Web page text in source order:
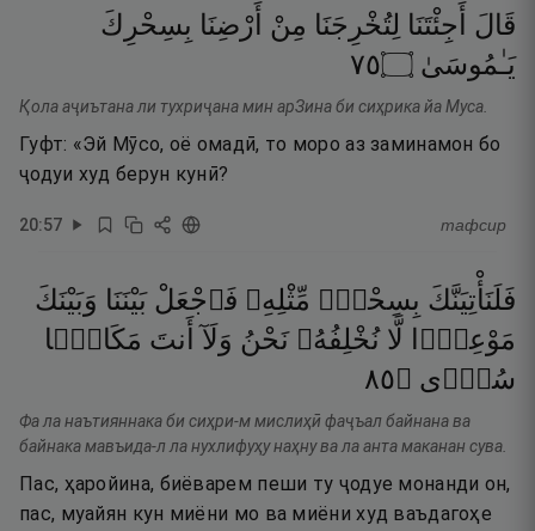
قَالَ أَجِئْتَنَا لِتُخْرِجَنَا مِنْ أَرْضِنَا بِسِحْرِكَ
يَـٰمُوسَىٰ ۝٥٧
Қола аҷиътана ли тухриҷана мин арЗина би сиҳрика йа Муса.
Гуфт: «Эй Мӯсо, оё омадӣ, то моро аз заминамон бо
ҷодуи худ берун кунӣ?
20:57 тафсир
فَلَنَأْتِيَنَّكَ بِسِحْرٍۢ مِّثْلِهِۦ فَٱجْعَلْ بَيْنَنَا وَبَيْنَكَ
مَوْعِدًۭا
لَّا نُخْلِفُهُۥ نَحْنُ وَلَآ أَنتَ مَكَانًۭا
سُوًۭى ۝٥٨
Фа ла наътияннака би сиҳри-м мислиҳӣ фаҷъал байнана ва
байнака мавъида-л ла нухлифуҳу наҳну ва ла анта маканан сува.
Пас, ҳаройина, биёварем пеши ту ҷодуе монанди он,
пас, муайян кун миёни мо ва миёни худ ваъдагоҳе